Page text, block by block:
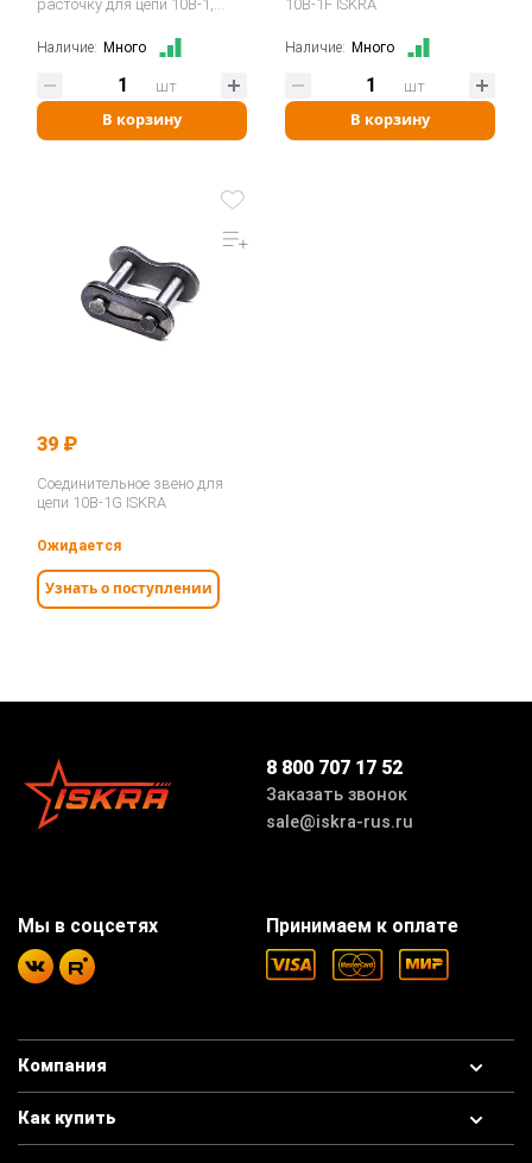
расточку для цепи 10B-1,
Наличие: Много
В корзину
шт
10B-1F ISKRA
Наличие: Много
В корзину
шт
39 ₽
Соединительное звено для
цепи 10B-1G ISKRA
Ожидается
Узнать о поступлении
8 800 707 17 52
Заказать звонок
sale@iskra-rus.ru
Компания
Как купить
Принимаем к оплате
Мы в соцсетях